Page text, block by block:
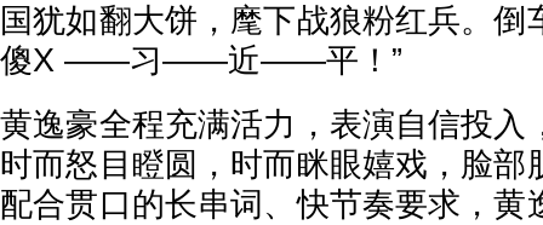
国犹如翻大饼，麾下战狼粉红兵。倒
傻X ——习——近——平！”
黄逸豪全程充满活力，表演自信投入
时而怒目瞪圆，时而眯眼嬉戏，脸部
配合贯口的长串词、快节奏要求，黄